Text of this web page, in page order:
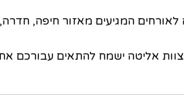
המגיעים מאזור חיפה,
אליטה ישמח להתאים עבורכם את